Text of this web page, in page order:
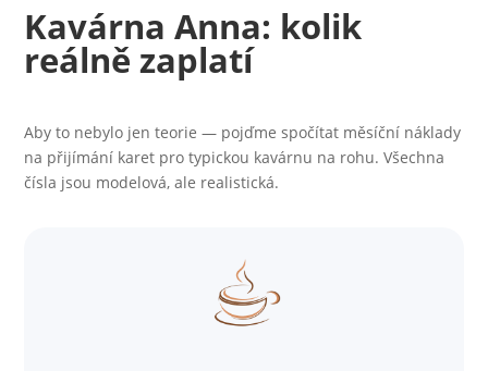
Kavárna Anna: kolik
reálně zaplatí
Aby to nebylo jen teorie — pojďme spočítat měsíční náklady
na přijímání karet pro typickou kavárnu na rohu. Všechna
čísla jsou modelová, ale realistická.